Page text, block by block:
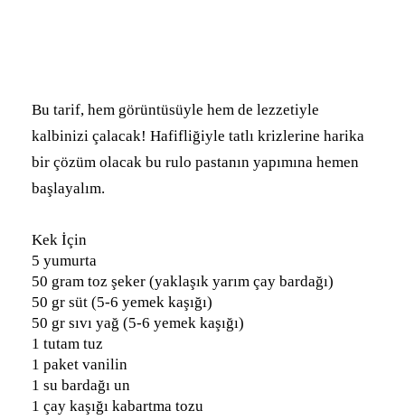
Bu tarif, hem görüntüsüyle hem de lezzetiyle
kalbinizi çalacak! Hafifliğiyle tatlı krizlerine harika
bir çözüm olacak bu rulo pastanın yapımına hemen
başlayalım.
Kek İçin
5 yumurta
50 gram toz şeker (yaklaşık yarım çay bardağı)
50 gr süt (5-6 yemek kaşığı)
50 gr sıvı yağ (5-6 yemek kaşığı)
1 tutam tuz
1 paket vanilin
1 su bardağı un
1 çay kaşığı kabartma tozu